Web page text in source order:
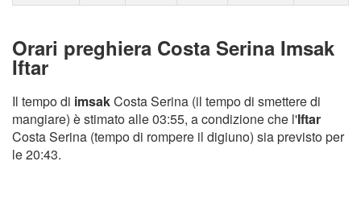
Orari preghiera Costa Serina Imsak
Iftar
Il tempo di imsakCosta Serina (il tempo di smettere di
mangiare) è stimato alle 03:55, a condizione che l'Iftar
Costa Serina (tempo di rompere il digiuno) sia previsto per
le 20:43.